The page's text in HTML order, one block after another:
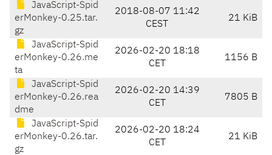
JavaScript-Spid
erMonkey-0.25.tar.
gz
2018-08-07 11:42
CEST
21 KiB
JavaScript-Spid
erMonkey-0.26.me
ta
2026-02-20 18:18
CET
1156 B
JavaScript-Spid
erMonkey-0.26.rea
dme
2026-02-20 14:39
CET
7805 B
JavaScript-Spid
erMonkey-0.26.tar.
gz
2026-02-20 18:24
CET
21 KiB